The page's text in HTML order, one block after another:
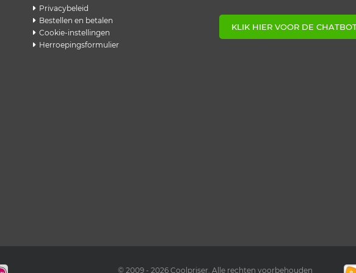
Privacybeleid
Bestellen en betalen
Cookie-instellingen
Herroepingsformulier
KLIK HIER VOOR DE
© 2009 -2026 Coolpriser. Alle rechten voorbehouden